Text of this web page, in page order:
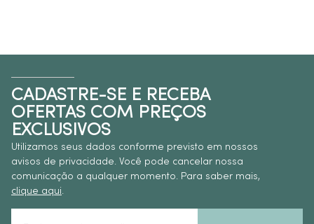
CADASTRE-SE E RECEBA
OFERTAS COM PREÇOS
EXCLUSIVOS
Utilizamos seus dados conforme previsto em nossos
avisos de privacidade. Você pode cancelar nossa
comunicação a qualquer momento. Para saber mais,
clique aqui.